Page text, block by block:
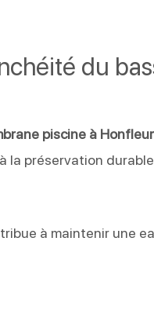
du
piscine à Honfleur
la préservation
à maintenir une